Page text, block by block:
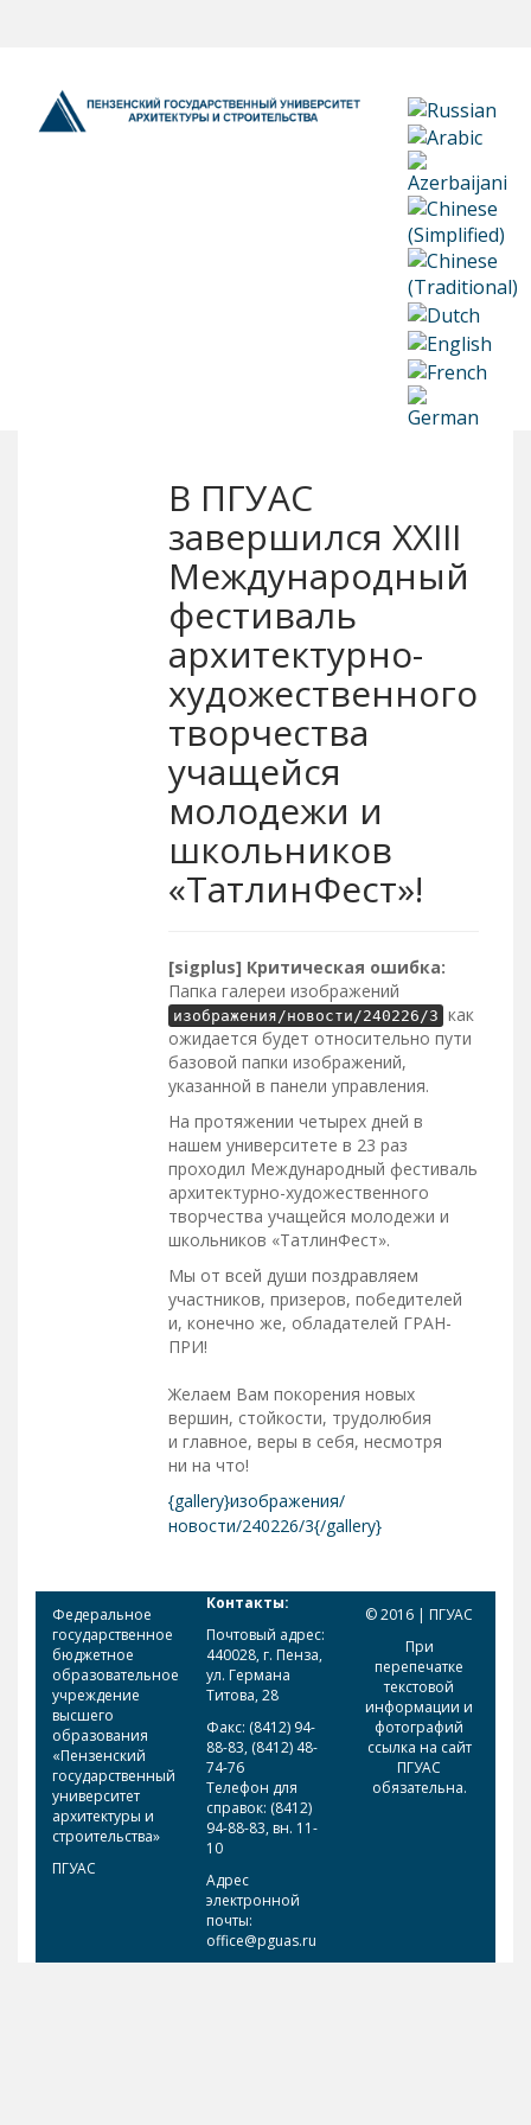
В ПГУАС
завершился XXIII
Международный
фестиваль
архитектурно-
художественного
творчества
учащейся
молодежи и
школьников
«ТатлинФест»!
[sigplus] Критическая ошибка:
Папка галереи изображений
изображения/новости/240226/3 как
ожидается будет относительно пути
базовой папки изображений,
указанной в панели управления.
На протяжении четырех дней в
нашем университете в 23 раз
проходил Международный фестиваль
архитектурно-художественного
творчества учащейся молодежи и
школьников «ТатлинФест».
Мы от всей души поздравляем
участников, призеров, победителей
и, конечно же, обладателей ГРАН-
ПРИ!
Желаем Вам покорения новых
вершин, стойкости, трудолюбия
и главное, веры в себя, несмотря
ни на что!
{gallery}изображения/
новости/240226/3{/gallery}
Федеральное
государственное
бюджетное
образовательное
учреждение
высшего
образования
«Пензенский
государственный
университет
архитектуры и
строительства»
ПГУАС
Контакты:
Почтовый адрес:
440028, г. Пенза,
ул. Германа
Титова, 28
Факс: (8412) 94-
88-83, (8412) 48-
74-76
Телефон для
справок: (8412)
94-88-83, вн. 11-
10
Адрес
электронной
почты:
office@pguas.ru
© 2016 | ПГУАС
При
перепечатке
текстовой
информации и
фотографий
ссылка на сайт
ПГУАС
обязательна.